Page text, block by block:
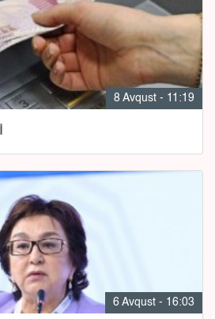
8 Avqust - 11:19
6 Avqust - 16:03